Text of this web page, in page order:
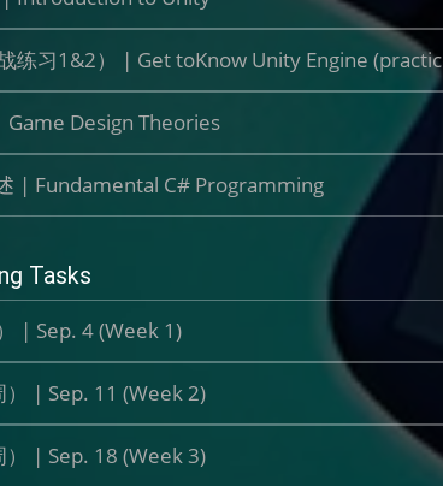
练习1&2） | Get toKnow Unity Engine
Design Theories
| Fundamental C# Programming
Tasks​
| Sep. 4 (Week 1)
| Sep. 11 (Week 2)
| Sep. 18 (Week 3)